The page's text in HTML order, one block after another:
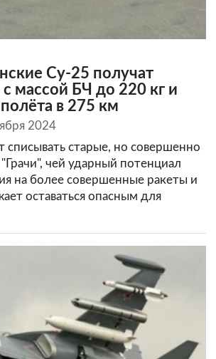
Су-25 получат
массой БЧ до 220 кг и
в 275 км
2024
списывать старые, но совершенно
чей ударный потенциал
на более совершенные ракеты и
оставаться опасным для